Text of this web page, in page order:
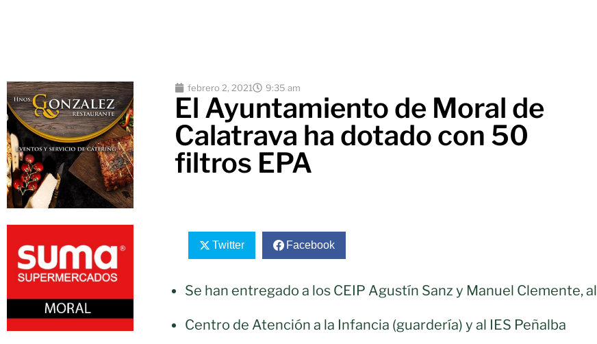
febrero 2, 2021 9:35 am
El Ayuntamiento de Moral de
Calatrava ha dotado con 50
filtros EPA
Twitter Facebook
Se han entregado a los CEIP Agustín Sanz y Manuel Clemente, al
Centro de Atención a la Infancia (guardería) y al IES Peñalba